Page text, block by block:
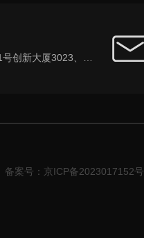
备案号：京ICP备2023017152号